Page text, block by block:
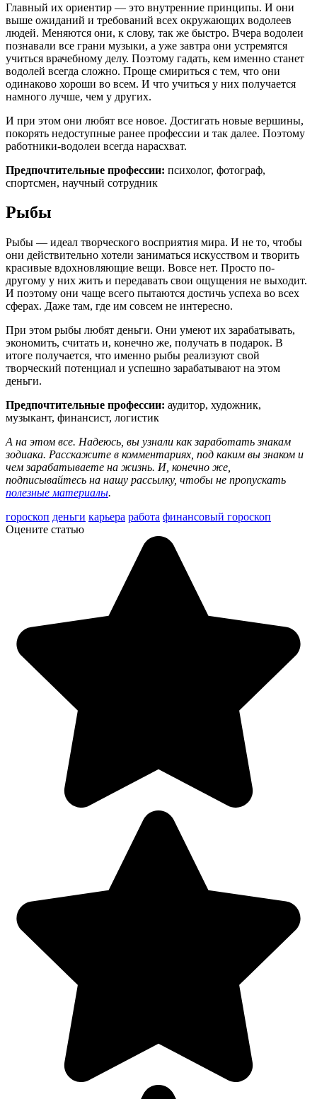
Главный их ориентир — это внутренние принципы. И они
выше ожиданий и требований всех окружающих водолеев
людей. Меняются они, к слову, так же быстро. Вчера водолеи
познавали все грани музыки, а уже завтра они устремятся
учиться врачебному делу. Поэтому гадать, кем именно станет
водолей всегда сложно. Проще смириться с тем, что они
одинаково хороши во всем. И что учиться у них получается
намного лучше, чем у других.
И при этом они любят все новое. Достигать новые вершины,
покорять недоступные ранее профессии и так далее. Поэтому
работники-водолеи всегда нарасхват.
Предпочтительные профессии: психолог, фотограф,
спортсмен, научный сотрудник
Рыбы
Рыбы — идеал творческого восприятия мира. И не то, чтобы
они действительно хотели заниматься искусством и творить
красивые вдохновляющие вещи. Вовсе нет. Просто по-
другому у них жить и передавать свои ощущения не выходит.
И поэтому они чаще всего пытаются достичь успеха во всех
сферах. Даже там, где им совсем не интересно.
При этом рыбы любят деньги. Они умеют их зарабатывать,
экономить, считать и, конечно же, получать в подарок. В
итоге получается, что именно рыбы реализуют свой
творческий потенциал и успешно зарабатывают на этом
деньги.
Предпочтительные профессии: аудитор, художник,
музыкант, финансист, логистик
А на этом все. Надеюсь, вы узнали как заработать знакам
зодиака. Расскажите в комментариях, под каким вы знаком и
чем зарабатываете на жизнь. И, конечно же,
подписывайтесь на нашу рассылку, чтобы не пропускать
полезные материалы.
гороскоп деньги карьера работа финансовый гороскоп
Оцените статью